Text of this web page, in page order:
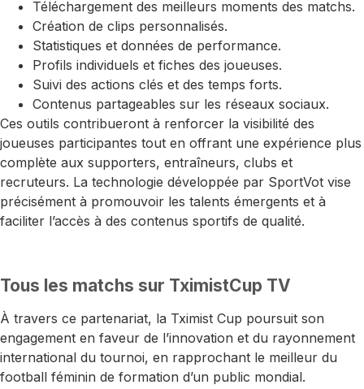
Téléchargement des meilleurs moments des matchs.
Création de clips personnalisés.
Statistiques et données de performance.
Profils individuels et fiches des joueuses.
Suivi des actions clés et des temps forts.
Contenus partageables sur les réseaux sociaux.
Ces outils contribueront à renforcer la visibilité des
joueuses participantes tout en offrant une expérience plus
complète aux supporters, entraîneurs, clubs et
recruteurs. La technologie développée par SportVot vise
précisément à promouvoir les talents émergents et à
faciliter l’accès à des contenus sportifs de qualité.
Tous les matchs sur TximistCup TV
À travers ce partenariat, la Tximist Cup poursuit son
engagement en faveur de l’innovation et du rayonnement
international du tournoi, en rapprochant le meilleur du
football féminin de formation d’un public mondial.